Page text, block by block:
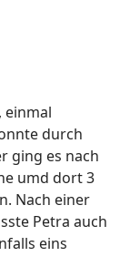
einmal
durch
ging es nach
umd dort 3
Nach einer
Petra auch
eins